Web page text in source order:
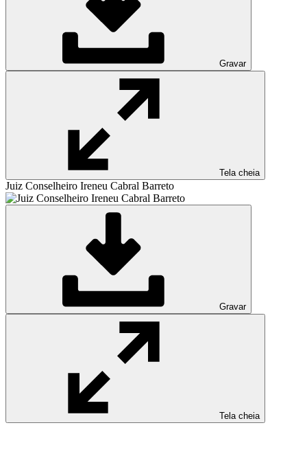
Gravar
Tela cheia
Juiz Conselheiro Ireneu Cabral Barreto
Gravar
Tela cheia